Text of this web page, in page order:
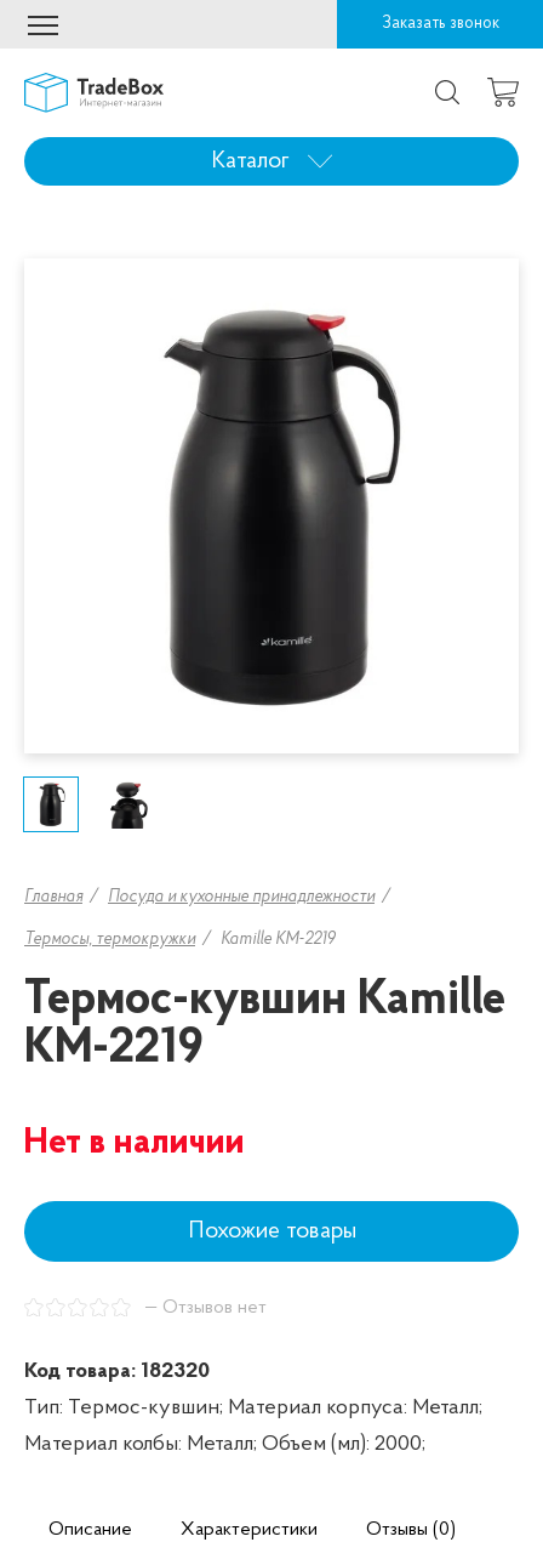
Заказать звонок
Каталог
Главная Посуда и кухонные принадлежности
Термосы, термокружки Kamille KM-2219
Термос-кувшин Kamille
KM-2219
Нет в наличии
Похожие товары
— Отзывов нет
Код товара: 182320
Тип: Термос-кувшин; Материал корпуса: Металл;
Материал колбы: Металл; Объем (мл): 2000;
Описание Характеристики Отзывы (0)